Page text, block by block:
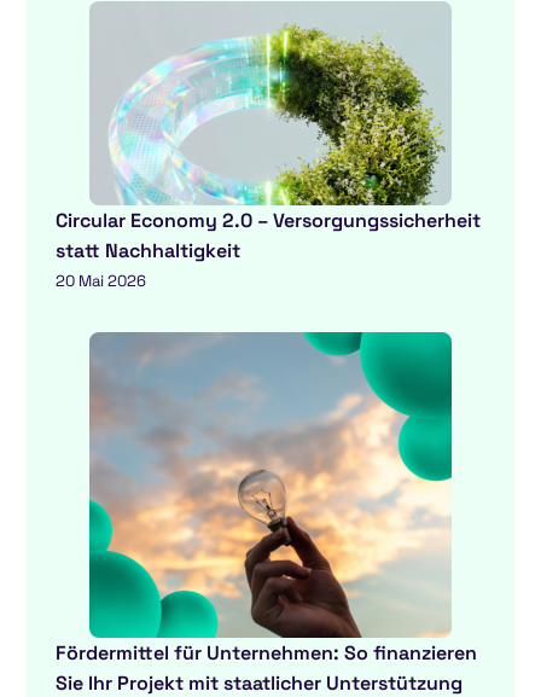
Circular Economy 2.0 – Versorgungssicherheit
statt Nachhaltigkeit
20 Mai 2026
Fördermittel für Unternehmen: So finanzieren
Sie Ihr Projekt mit staatlicher Unterstützung